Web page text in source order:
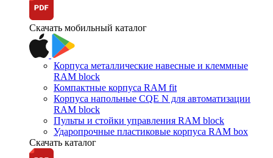
Скачать мобильный каталог
Корпуса металлические навесные и клеммные
RAM block
Компактные корпуса RAM fit
Корпуса напольные CQE N для автоматизации
RAM block
Пульты и стойки управления RAM block
Ударопрочные пластиковые корпуса RAM box
Скачать каталог